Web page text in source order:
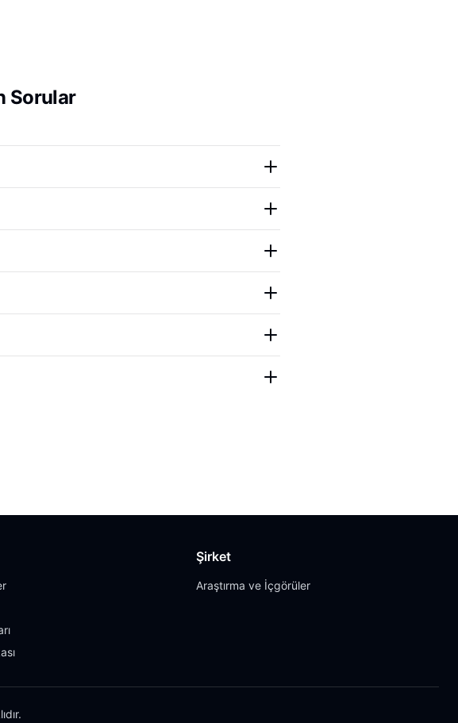
Sorular
Şirket
Araştırma ve İçgörüler